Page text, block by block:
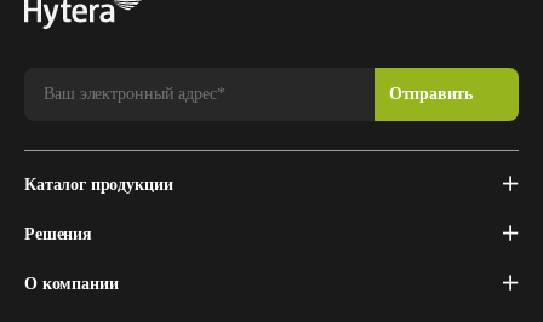
Каталог продукции
Решения
О компании